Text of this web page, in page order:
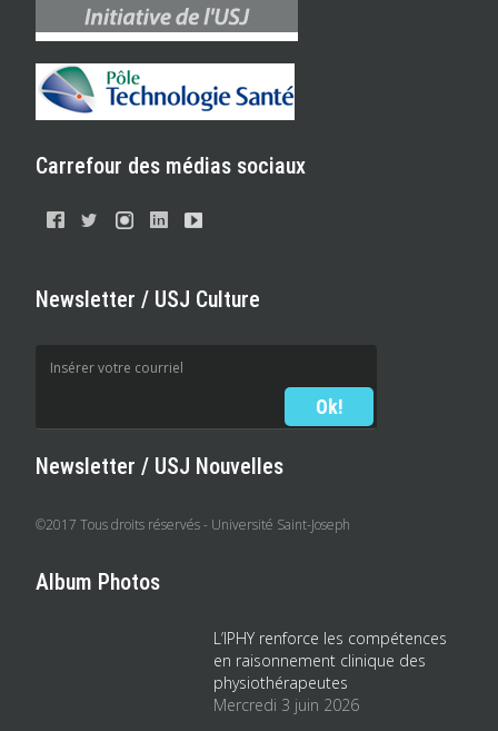
Carrefour des médias sociaux
Newsletter / USJ Culture
Newsletter / USJ Nouvelles
©2017 Tous droits réservés - Université Saint-Joseph
Album Photos
L’IPHY renforce les compétences
en raisonnement clinique des
physiothérapeutes
Mercredi 3 juin 2026